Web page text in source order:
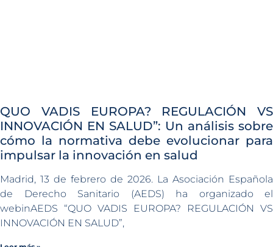
QUO VADIS EUROPA? REGULACIÓN VS
INNOVACIÓN EN SALUD”: Un análisis sobre
cómo la normativa debe evolucionar para
impulsar la innovación en salud
Madrid, 13 de febrero de 2026. La Asociación Española
de Derecho Sanitario (AEDS) ha organizado el
webinAEDS “QUO VADIS EUROPA? REGULACIÓN VS
INNOVACIÓN EN SALUD”,